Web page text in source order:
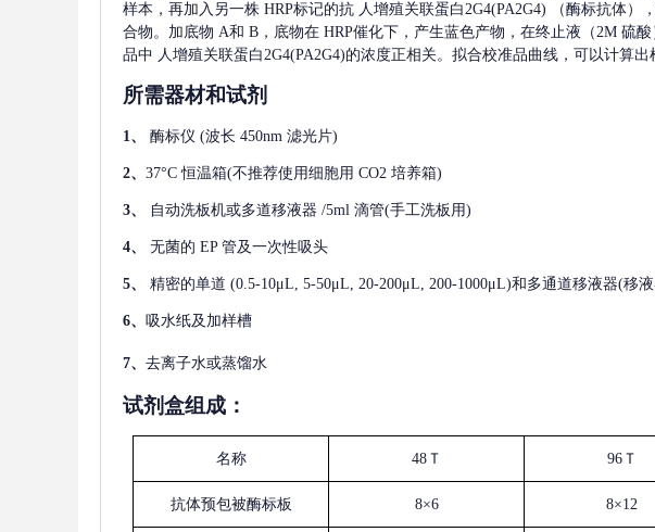
样本，再加入另一株 HRP标记的抗 人增殖关联蛋白2G4(PA2G4) （酶标抗体）
合物。加底物 A和 B，底物在 HRP催化下，产生蓝色产物，在终止液（2M 硫
品中 人增殖关联蛋白2G4(PA2G4)的浓度正相关。拟合校准品曲线，可以计算出
所需器材和试剂
1、 酶标仪 (波长 450nm 滤光片)
2、 37°C 恒温箱(不推荐使用细胞用 CO2 培养箱)
3、 自动洗板机或多道移液器 /5ml 滴管(手工洗板用)
4、 无菌的 EP 管及一次性吸头
5、 精密的单道 (0.5-10μL, 5-50μL, 20-200μL, 200-1000μL)和多通道移液器(移液
6、 吸水纸及加样槽
7、 去离子水或蒸馏水
试剂盒组成：
名称 48Ｔ 96Ｔ
抗体预包被酶标板 8×6 8×12